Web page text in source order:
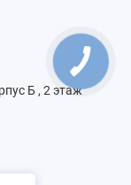
Б , 2 этаж